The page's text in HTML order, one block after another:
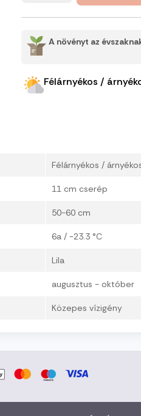
A növényt az
Félárnyékos /
Félárnyékos /
11 cm cserép
50-60 cm
6a / -23.3 °C
Lila
augusztus - október
Közepes vízigény